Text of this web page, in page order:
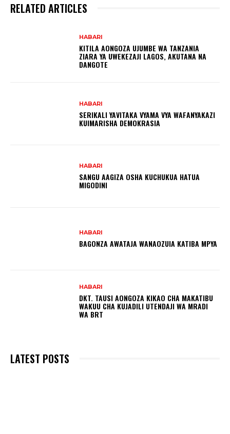
RELATED ARTICLES
HABARI
KITILA AONGOZA UJUMBE WA TANZANIA
ZIARA YA UWEKEZAJI LAGOS, AKUTANA NA
DANGOTE
HABARI
SERIKALI YAVITAKA VYAMA VYA WAFANYAKAZI
KUIMARISHA DEMOKRASIA
HABARI
SANGU AAGIZA OSHA KUCHUKUA HATUA
MIGODINI ‎
HABARI
BAGONZA AWATAJA WANAOZUIA KATIBA MPYA
HABARI
DKT. TAUSI AONGOZA KIKAO CHA MAKATIBU
WAKUU CHA KUJADILI UTENDAJI WA MRADI
WA BRT
LATEST POSTS